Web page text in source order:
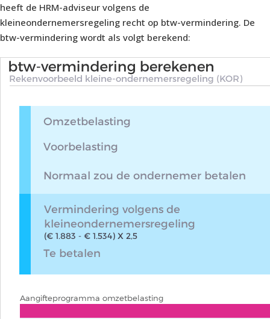
heeft de HRM-adviseur volgens de
kleineondernemersregeling recht op btw-vermindering. De
btw-vermindering wordt als volgt berekend: